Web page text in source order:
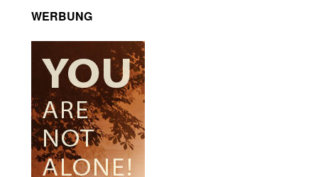
WERBUNG